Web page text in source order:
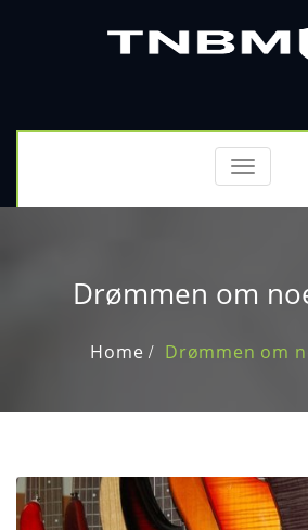
Toggle
navigation
Drømmen om
Home Drømmen om